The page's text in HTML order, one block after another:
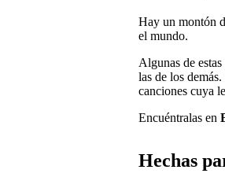
Hay un montón
el mundo.
Algunas de
las de los
canciones cuya
Encuéntralas en
Hechas